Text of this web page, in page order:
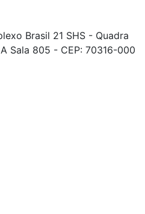
Brasil 21 SHS - Quadra
Sala 805 - CEP: 70316-000